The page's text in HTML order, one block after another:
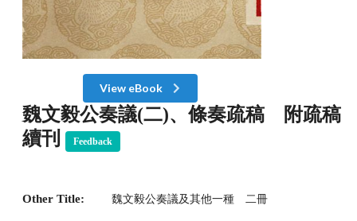
View eBook
魏文毅公奏議(二)、條奏疏稿 附疏稿
續刊
Feedback
Other Title: 魏文毅公奏議及其他一種 二冊